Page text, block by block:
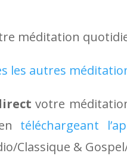
méditation
les autres
votre
téléchargeant
Classique &